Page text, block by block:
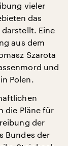
vieler
das
Eine
aus dem
Szarota
und
Polen.
die Pläne für
der
Bundes der